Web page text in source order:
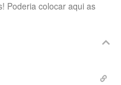
Poderia colocar aqui as